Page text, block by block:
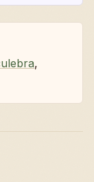
,